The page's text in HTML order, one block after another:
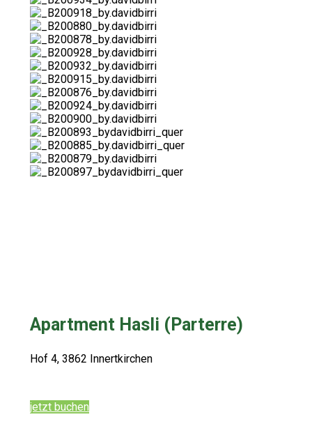
Apartment Hasli (Parterre)
Hof 4, 3862 Innertkirchen
jetzt buchen